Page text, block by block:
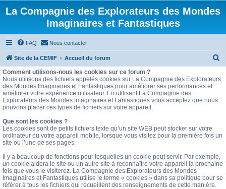
La Compagnie des Explorateurs des Mondes
Imaginaires et Fantastiques
FAQ Nous contacter
Site de la CEMIF Accueil du forum
c
r
Comment utilisons-nous les cookies sur ce forum ?
Nous utilisons des fichiers appelés cookies sur La Compagnie des Explorateurs
des Mondes Imaginaires et Fantastiques pour améliorer ses performances et
améliorer votre expérience utilisateur. En utilisant La Compagnie des
Explorateurs des Mondes Imaginaires et Fantastiques vous acceptez que nous
pouvons placer ces types de fichiers sur votre appareil.
Que sont les cookies ?
Les cookies sont de petits fichiers texte qu’un site WEB peut stocker sur votre
ordinateur ou votre appareil mobile, lorsque vous visitez pour la première fois un
site ou l’une de ses pages.
Il y a beaucoup de fonctions pour lesquelles un cookie peut servir. Par exemple,
un cookie aidera le site ou un autre site à reconnaître votre appareil la prochaine
fois que vous le visiterez. La Compagnie des Explorateurs des Mondes
Imaginaires et Fantastiques utilise le terme « cookies » dans sa politique pour se
référer à tous les fichiers qui recueillent des renseignements de cette manière.